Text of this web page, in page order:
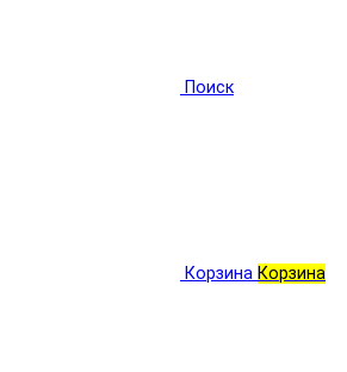
Поиск
Корзина Корзина